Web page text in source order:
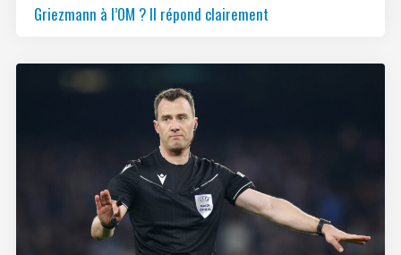
Griezmann à l’OM ? Il répond clairement